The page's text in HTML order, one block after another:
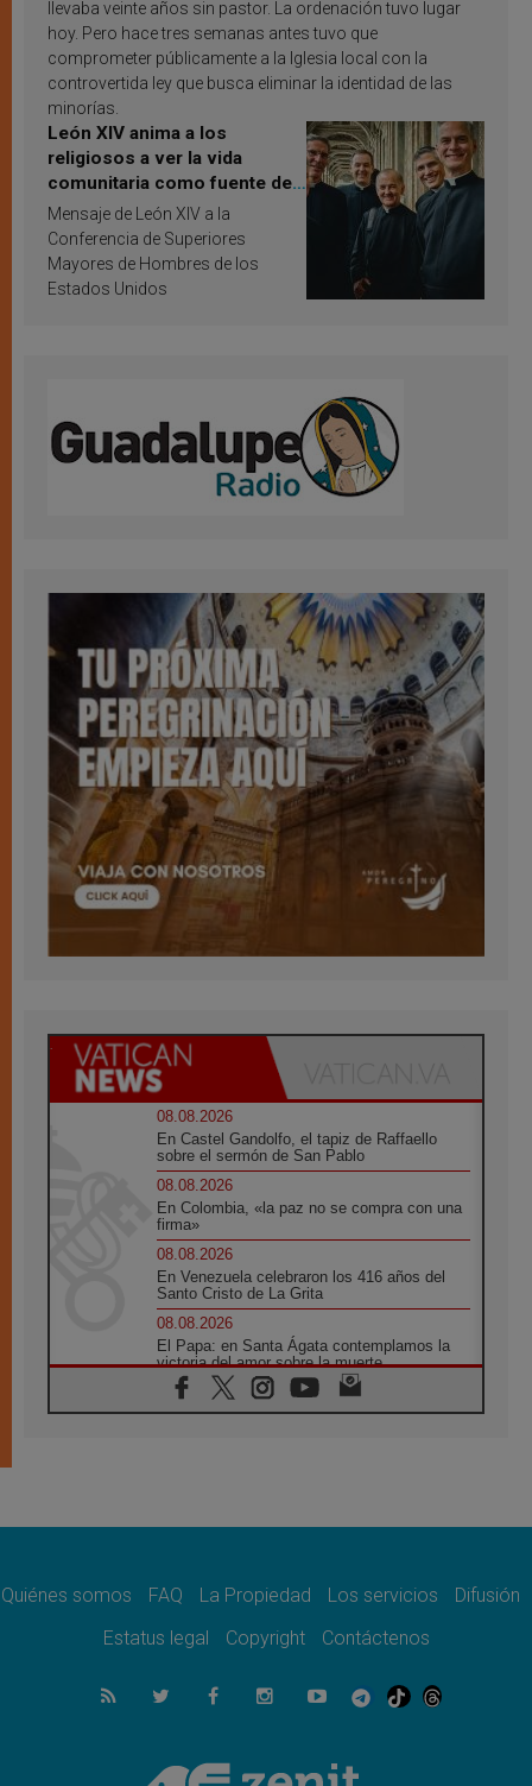
llevaba veinte años sin pastor. La ordenación tuvo lugar
hoy. Pero hace tres semanas antes tuvo que
comprometer públicamente a la Iglesia local con la
controvertida ley que busca eliminar la identidad de las
minorías.
León XIV anima a los
religiosos a ver la vida
comunitaria como fuente de
inspiración y santificación
Mensaje de León XIV a la
Conferencia de Superiores
Mayores de Hombres de los
Estados Unidos
08.08.2026
En Castel Gandolfo, el tapiz de Raffaello
sobre el sermón de San Pablo
08.08.2026
En Colombia, «la paz no se compra con una
firma»
08.08.2026
En Venezuela celebraron los 416 años del
Santo Cristo de La Grita
08.08.2026
El Papa: en Santa Ágata contemplamos la
victoria del amor sobre la muerte
08.08.2026
León XIV visitará el Santuario de la Madre
07.08.2026
07.08.2026
el compromiso del cristiano"
La matanza de niños en Gaza no cesa: 300
muertos en 300 días
Tagle: La guerra desfigura el mundo, solo la
revelación de Dios lo transfigura
Quiénes somos FAQ La Propiedad Los servicios
Difusión
Estatus legal
Copyright Contáctenos